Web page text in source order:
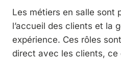
Les métiers en salle sont
l’accueil des clients et la
expérience. Ces rôles
direct avec les clients, ce